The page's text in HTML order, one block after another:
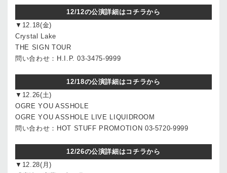
12/12の公演詳細はコチラから
▼12.18(金)
Crystal Lake
THE SIGN TOUR
問い合わせ：H.I.P. 03-3475-9999
12/18の公演詳細はコチラから
▼12.26(土)
OGRE YOU ASSHOLE
OGRE YOU ASSHOLE LIVE LIQUIDROOM
問い合わせ：HOT STUFF PROMOTION 03-5720-9999
12/26の公演詳細はコチラから
▼12.28(月)